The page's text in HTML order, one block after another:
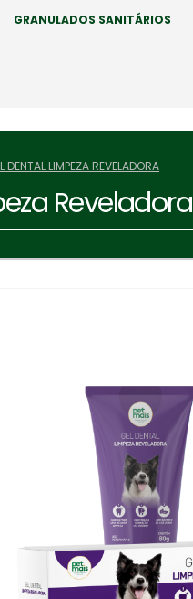
GRANULADOS SANITÁRIOS
DENTAL LIMPEZA REVELADORA
Reveladora